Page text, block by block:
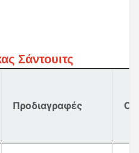
Σάντουιτς
Προδιαγραφές